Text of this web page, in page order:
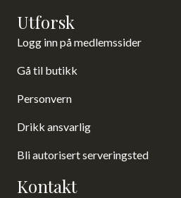
Utforsk
Logg inn på medlemssider
Gå til butikk
Personvern
Drikk ansvarlig
Bli autorisert serveringsted
Kontakt